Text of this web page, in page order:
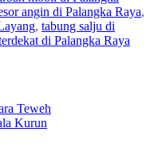
angin di Palangka Raya,
, tabung salju di
di Palangka Raya
Teweh
Kurun